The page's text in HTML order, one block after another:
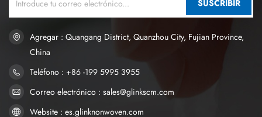
SUSCRIBIR
Agregar : Quangang District, Quanzhou City, Fujian Province,
China
Teléfono : +86 -199 5995 3955
Correo electrónico : sales@glinkscm.com
Website : es.glinknonwoven.com